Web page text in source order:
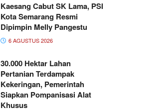
Kaesang Cabut SK Lama, PSI
Kota Semarang Resmi
Dipimpin Melly Pangestu
6 AGUSTUS 2026
30.000 Hektar Lahan
Pertanian Terdampak
Kekeringan, Pemerintah
Siapkan Pompanisasi Alat
Khusus